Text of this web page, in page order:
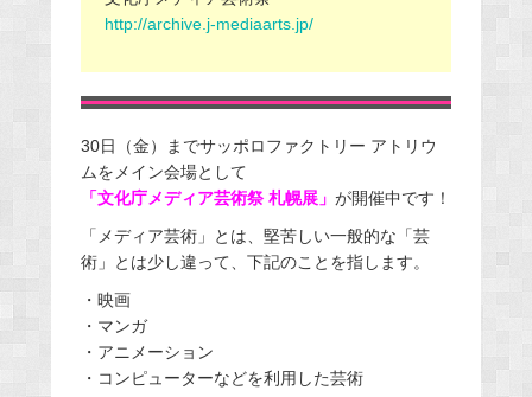
http://archive.j-mediaarts.jp/
30日（金）までサッポロファクトリー アトリウ
ムをメイン会場として
「文化庁メディア芸術祭 札幌展」 が開催中です！
「メディア芸術」とは、堅苦しい一般的な「芸
術」とは少し違って、下記のことを指します。
・映画
・マンガ
・アニメーション
・コンピューターなどを利用した芸術